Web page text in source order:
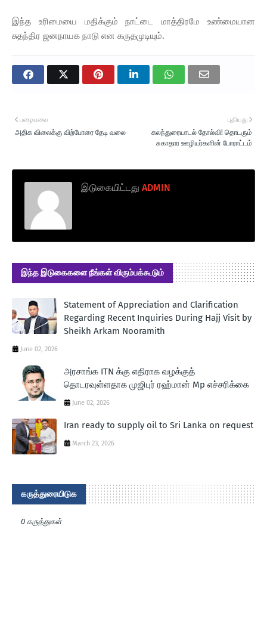
இந்த உரிமையை மதிக்கும் நாட்டை மாத்திரமே உண்மையான
சுதந்திர ஜனநாயக நாடு என கருதமுடியும்.
புதியது
கலந்துரையாடல் தோல்வி! தொடரும்
சுகாதார ஊழியர்களின் போராட்டம்
பழையவை
அதிக விலைக்கு விற்போரை தேடி வலை
இடுகையிட்டது ADMIN
இந்த இடுகைகளை நீங்கள் விரும்பக்கூடும்
Statement of Appreciation and Clarification
Regarding Recent Inquiries During Hajj Visit by
Sheikh Arkam Nooramith
June 02, 2026
அரசாங்க ITN க்கு எதிராக வழக்குத்
தொடரவுள்ளதாக முஜிபுர் ரஹ்மான் Mp எச்சரிக்கை
June 02, 2026
Iran ready to supply oil to Sri Lanka on request
March 23, 2026
கருத்துரையிடுக
0 கருத்துகள்